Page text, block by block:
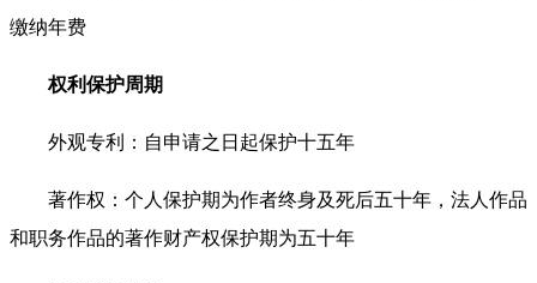
缴纳年费
权利保护周期
外观专利：自申请之日起保护十五年
著作权：个人保护期为作者终身及死后五十年，法人作品
和职务作品的著作财产权保护期为五十年